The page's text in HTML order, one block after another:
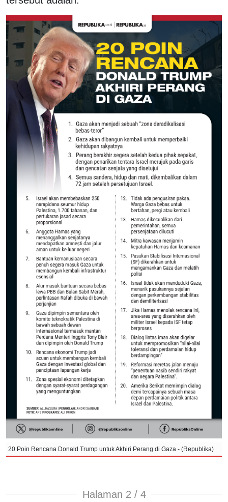
20 Poin Rencana Donald Trump untuk Akhiri Perang di Gaza - (Republika)
Halaman 2 / 4